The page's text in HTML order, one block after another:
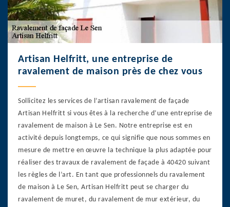
Artisan Helfritt, une entreprise de
ravalement de maison près de chez vous
Sollicitez les services de l’artisan ravalement de façade
Artisan Helfritt si vous êtes à la recherche d’une entreprise de
ravalement de maison à Le Sen. Notre entreprise est en
activité depuis longtemps, ce qui signifie que nous sommes en
mesure de mettre en œuvre la technique la plus adaptée pour
réaliser des travaux de ravalement de façade à 40420 suivant
les règles de l’art. En tant que professionnels du ravalement
de maison à Le Sen, Artisan Helfritt peut se charger du
ravalement de muret, du ravalement de mur extérieur, du